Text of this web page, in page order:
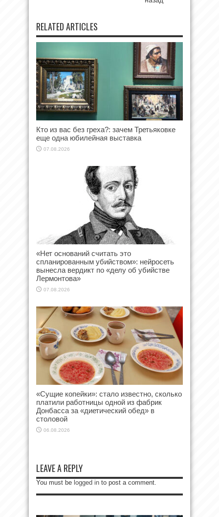
RELATED ARTICLES
Кто из вас без греха?: зачем Третьяковке
еще одна юбилейная выставка
07.08.2026
«Нет оснований считать это
спланированным убийством»: нейросеть
вынесла вердикт по «делу об убийстве
Лермонтова»
07.08.2026
«Сущие копейки»: стало известно, сколько
платили работницы одной из фабрик
Донбасса за «диетический обед» в
столовой
06.08.2026
LEAVE A REPLY
You must be logged in to post a comment.